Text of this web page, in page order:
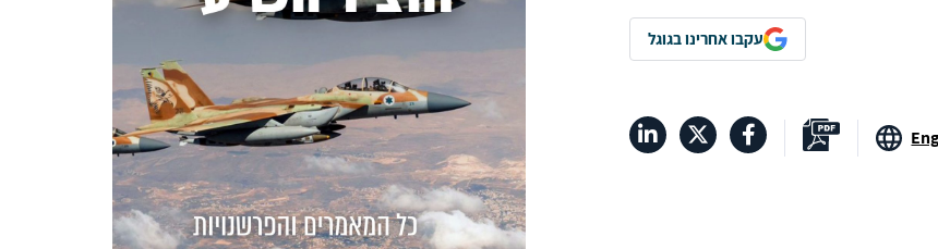
עקבו אחרינו בגוגל